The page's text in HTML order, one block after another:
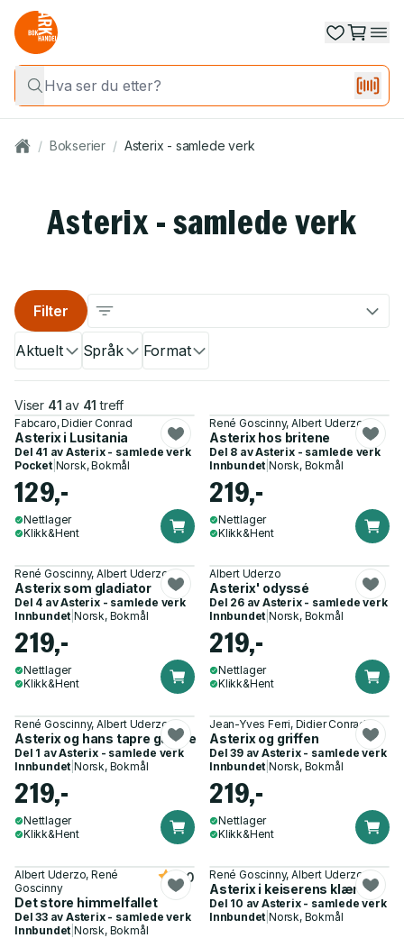
/ Bokserier / Asterix - samlede verk
Asterix - samlede verk
Aktuelt Språk Format
Filter
Viser 41 av 41 treff
Fabcaro, Didier Conrad
Asterix i Lusitania
Del 41 av Asterix - samlede verk
Pocket| Norsk, Bokmål
129,-
Nettlager
Klikk&Hent
René Goscinny, Albert Uderzo
Asterix hos britene
Del 8 avAsterix - samlede verk
Innbundet |Norsk, Bokmål
219,-
Nettlager
Klikk&Hent
René Goscinny, Albert Uderzo
Asterix som gladiator
Del 4 avAsterix - samlede verk
Innbundet |Norsk, Bokmål
219,-
Nettlager
Klikk&Hent
Albert Uderzo
Asterix' odyssé
Del 26 av Asterix - samlede verk
Innbundet |Norsk, Bokmål
219,-
Nettlager
Klikk&Hent
René Goscinny, Albert Uderzo
Asterix og hans tapre gallere
Del 1 avAsterix - samlede verk
Innbundet |Norsk, Bokmål
219,-
Nettlager
Klikk&Hent
Jean-Yves Ferri, Didier Conrad
Asterix og griffen
Del 39 av Asterix - samlede verk
Innbundet |Norsk, Bokmål
219,-
Nettlager
Klikk&Hent
Albert Uderzo, René
Goscinny
Det store himmelfallet
5.0
Del 33 av Asterix - samlede verk
Innbundet |Norsk, Bokmål
René Goscinny, Albert Uderzo
Asterix i keiserens klær
Del 10 av Asterix - samlede verk
Innbundet |Norsk, Bokmål